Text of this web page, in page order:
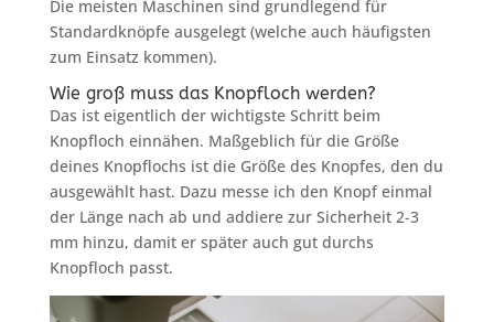
Die meisten Maschinen sind grundlegend für
Standardknöpfe ausgelegt (welche auch häufigsten
zum Einsatz kommen).
Wie groß muss das Knopfloch werden?
Das ist eigentlich der wichtigste Schritt beim
Knopfloch einnähen. Maßgeblich für die Größe
deines Knopflochs ist die Größe des Knopfes, den du
ausgewählt hast. Dazu messe ich den Knopf einmal
der Länge nach ab und addiere zur Sicherheit 2-3
mm hinzu, damit er später auch gut durchs
Knopfloch passt.